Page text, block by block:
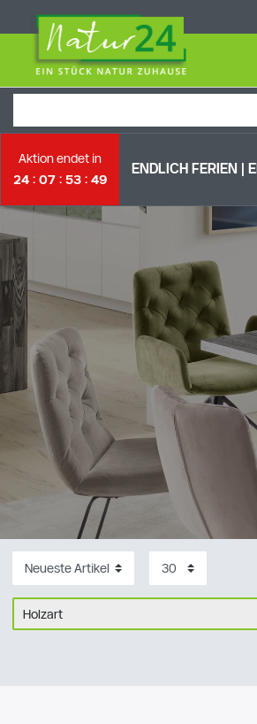
Aktion endet in
24
07 53 48
ENDLICH FERIEN | EI
Holzart